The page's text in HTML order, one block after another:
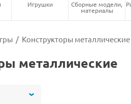
Игрушки Сборные модели,
материалы
/ Конструкторы металлические
металлические